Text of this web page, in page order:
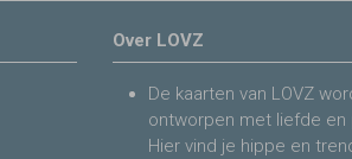
Over LOVZ
De kaarten van LOVZ
ontworpen met liefde en
Hier vind je hippe en